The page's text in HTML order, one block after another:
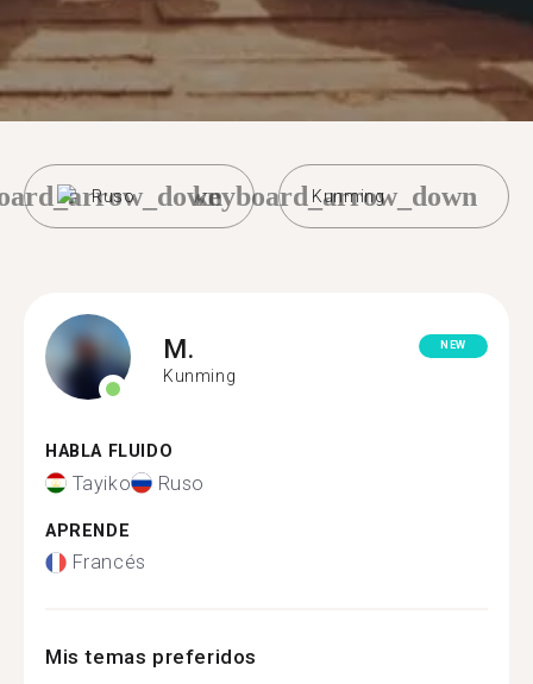
Ruso Kunming
keyboard_arrow_down
M.
Kunming
NEW
HABLA FLUIDO
Tayiko Ruso
APRENDE
Francés
Mis temas preferidos